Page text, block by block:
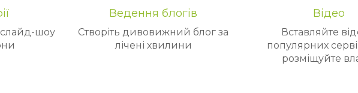
слайд-шоу
Ведення блогів
Створіть дивовижний блог за
лічені хвилини
Відео
Вставляйте
популярних
розміщуйте